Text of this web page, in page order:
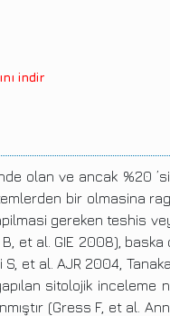
indir
olan ve ancak %20
bir olmasina
gereken teshis
et al. GIE 2008),
et al. AJR 2004,
sitolojik
(Gress F, et al.